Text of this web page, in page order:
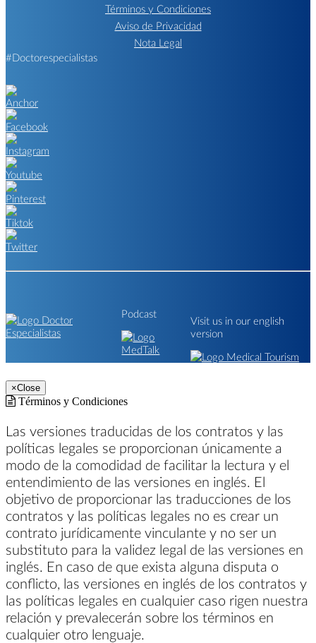
Términos y Condiciones
Aviso de Privacidad
Nota Legal
#Doctorespecialistas
Podcast
Visit us in our english
version
×Close
Términos y Condiciones
Las versiones traducidas de los contratos y las
políticas legales se proporcionan únicamente a
modo de la comodidad de facilitar la lectura y el
entendimiento de las versiones en inglés. El
objetivo de proporcionar las traducciones de los
contratos y las políticas legales no es crear un
contrato jurídicamente vinculante y no ser un
substituto para la validez legal de las versiones en
inglés. En caso de que exista alguna disputa o
conflicto, las versiones en inglés de los contratos y
las políticas legales en cualquier caso rigen nuestra
relación y prevalecerán sobre los términos en
cualquier otro lenguaje.